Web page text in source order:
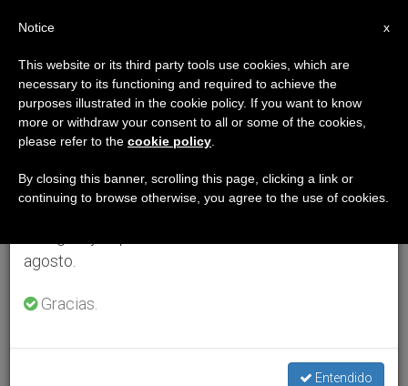
×
Aviso importante
Del 27 de julio al 7 de agosto haremos la pausa
anual, aprovechando que en el periodo de verano
se generan menos informaciones y también el
agosto.
Gracias.
Entendido
x
Notice
This website or its third party tools use cookies, which are
necessary to its functioning and required to achieve the
purposes illustrated in the cookie policy. If you want to know
more or withdraw your consent to all or some of the cookies,
please refer to the cookie policy
By closing this banner, scrolling this page, clicking a link or
continuing to browse otherwise, you agree to the use of cookies.